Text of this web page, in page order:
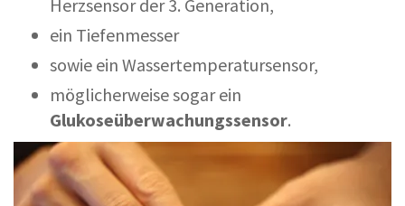
Herzsensor der 3. Generation,
ein Tiefenmesser
sowie ein Wassertemperatursensor,
möglicherweise sogar ein
Glukoseüberwachungssensor.